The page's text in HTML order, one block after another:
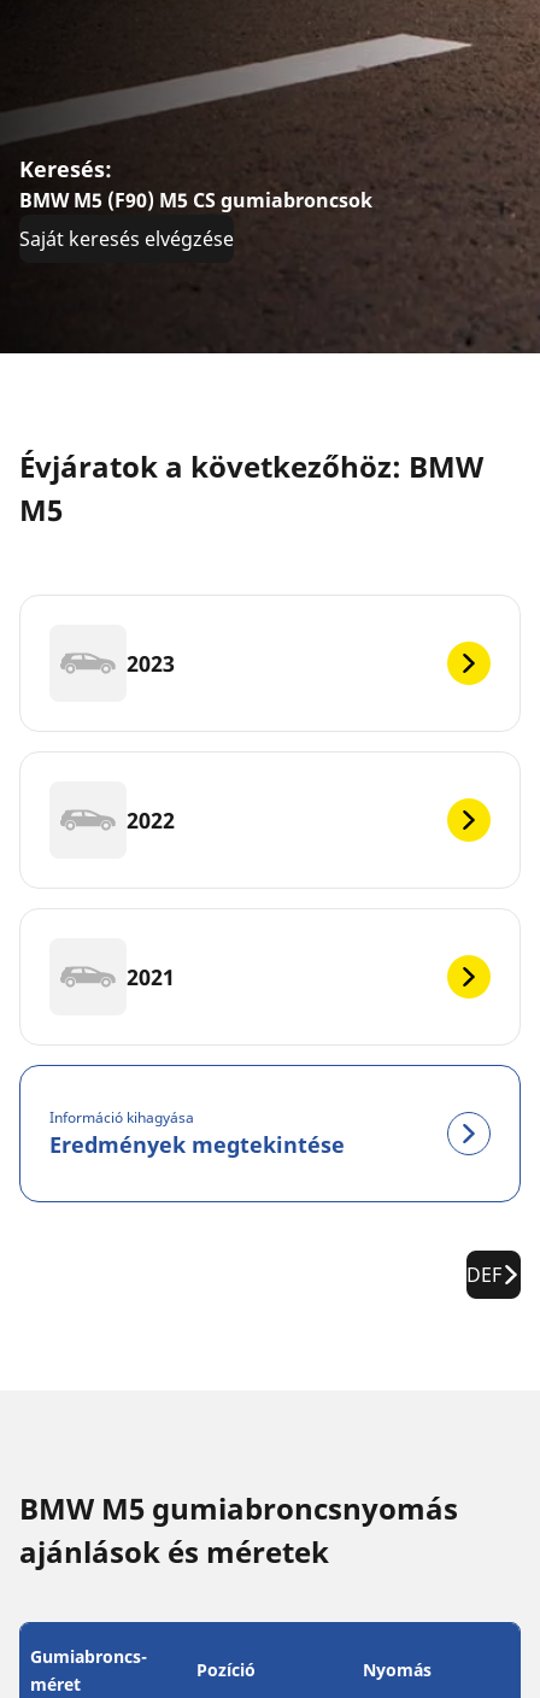
Keresés:
BMW M5 (F90) M5 CS gumiabroncsok
Saját keresés elvégzése
Évjáratok a következőhöz: BMW
M5
2023
2022
2021
Információ kihagyása
Eredmények megtekintése
DEF
BMW M5 gumiabroncsnyomás
ajánlások és méretek
Gumiabroncs-
méret
Pozíció Nyomás